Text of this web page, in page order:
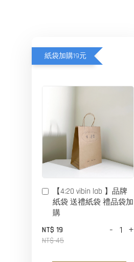
紙袋加購19元
【4:20 vibin lab 】品牌
紙袋 送禮紙袋 禮品袋加
購
NT$ 19
NT$ 45
- +